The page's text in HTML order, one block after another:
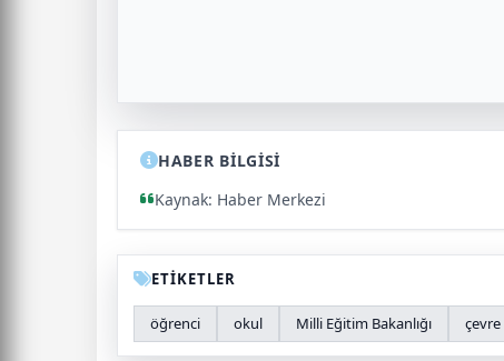
HABER BİLGİSİ
Kaynak: Haber Merkezi
ETİKETLER
öğrenci okul Milli Eğitim Bakanlığı çevre